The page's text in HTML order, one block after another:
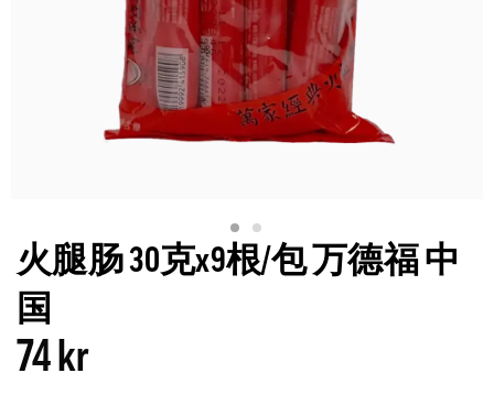
火腿肠 30克x9根/包 万德福 中
国
74 kr